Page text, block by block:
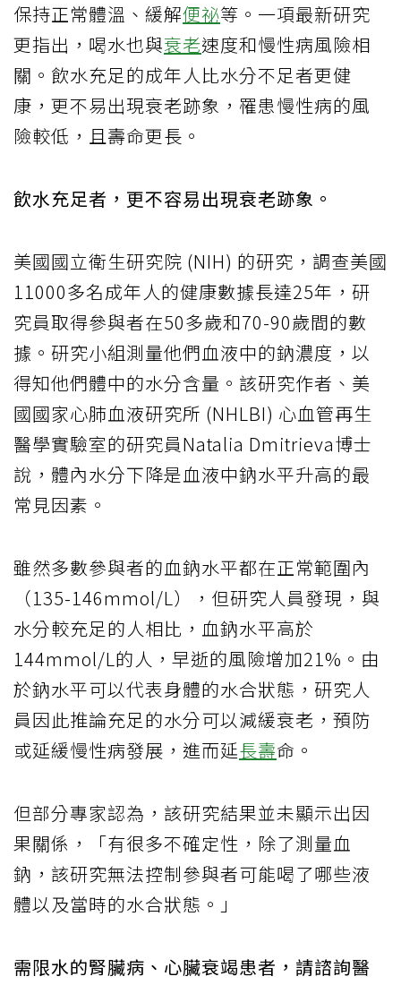
保持正常體溫、緩解便祕等。一項最新研究
更指出，喝水也與衰老速度和慢性病風險相
關。飲水充足的成年人比水分不足者更健
康，更不易出現衰老跡象，罹患慢性病的風
險較低，且壽命更長。
飲水充足者，更不容易出現衰老跡象。
美國國立衛生研究院 (NIH) 的研究，調查美國
11000多名成年人的健康數據長達25年，研
究員取得參與者在50多歲和70-90歲間的數
據。研究小組測量他們血液中的鈉濃度，以
得知他們體中的水分含量。該研究作者、美
國國家心肺血液研究所 (NHLBI) 心血管再生
醫學實驗室的研究員Natalia Dmitrieva博士
說，體內水分下降是血液中鈉水平升高的最
常見因素。
雖然多數參與者的血鈉水平都在正常範圍內
（135-146mmol/L），但研究人員發現，與
水分較充足的人相比，血鈉水平高於
144mmol/L的人，早逝的風險增加21%。由
於鈉水平可以代表身體的水合狀態，研究人
員因此推論充足的水分可以減緩衰老，預防
或延緩慢性病發展，進而延長壽命。
但部分專家認為，該研究結果並未顯示出因
果關係，「有很多不確定性，除了測量血
鈉，該研究無法控制參與者可能喝了哪些液
體以及當時的水合狀態。」
需限水的腎臟病、心臟衰竭患者，請諮詢醫